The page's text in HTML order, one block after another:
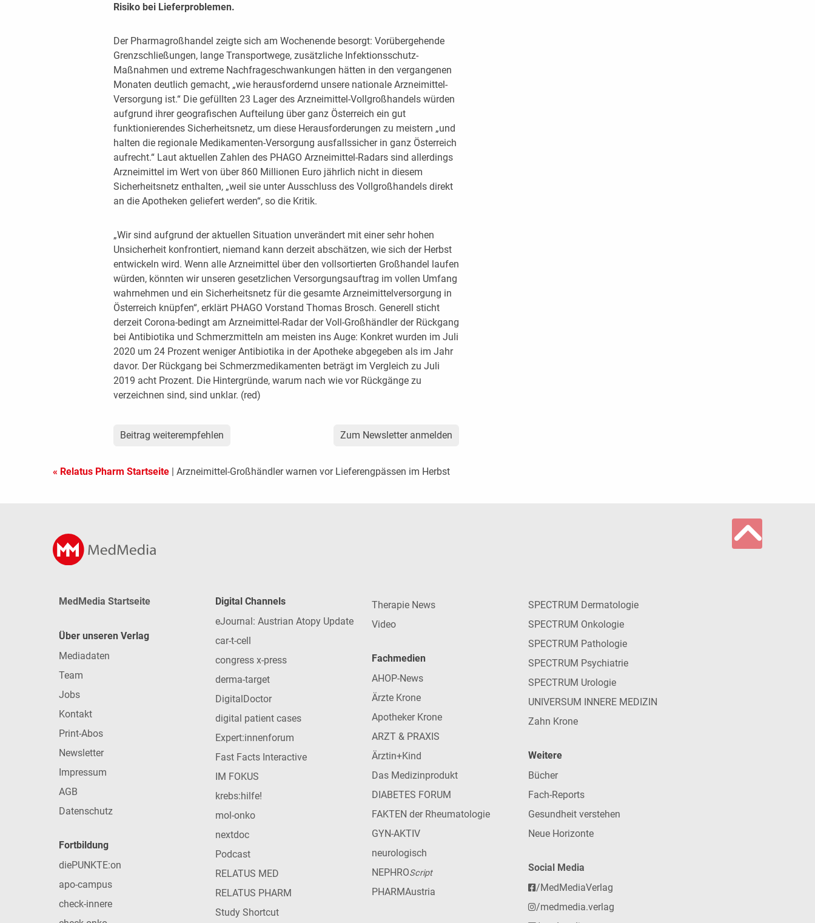
Risiko bei Lieferproblemen.
Der Pharmagroßhandel zeigte sich am Wochenende besorgt: Vorübergehende
Grenzschließungen, lange Transportwege, zusätzliche Infektionsschutz-
Maßnahmen und extreme Nachfrageschwankungen hätten in den vergangenen
Monaten deutlich gemacht, „wie herausfordernd unsere nationale Arzneimittel-
Versorgung ist.“ Die gefüllten 23 Lager des Arzneimittel-Vollgroßhandels würden
aufgrund ihrer geografischen Aufteilung über ganz Österreich ein gut
funktionierendes Sicherheitsnetz, um diese Herausforderungen zu meistern „und
halten die regionale Medikamenten-Versorgung ausfallssicher in ganz Österreich
aufrecht.“ Laut aktuellen Zahlen des PHAGO Arzneimittel-Radars sind allerdings
Arzneimittel im Wert von über 860 Millionen Euro jährlich nicht in diesem
Sicherheitsnetz enthalten, „weil sie unter Ausschluss des Vollgroßhandels direkt
an die Apotheken geliefert werden“, so die Kritik.
„Wir sind aufgrund der aktuellen Situation unverändert mit einer sehr hohen
Unsicherheit konfrontiert, niemand kann derzeit abschätzen, wie sich der Herbst
entwickeln wird. Wenn alle Arzneimittel über den vollsortierten Großhandel laufen
würden, könnten wir unseren gesetzlichen Versorgungsauftrag im vollen Umfang
wahrnehmen und ein Sicherheitsnetz für die gesamte Arzneimittelversorgung in
Österreich knüpfen“, erklärt PHAGO Vorstand Thomas Brosch. Generell sticht
derzeit Corona-bedingt am Arzneimittel-Radar der Voll-Großhändler der Rückgang
bei Antibiotika und Schmerzmitteln am meisten ins Auge: Konkret wurden im Juli
2020 um 24 Prozent weniger Antibiotika in der Apotheke abgegeben als im Jahr
davor. Der Rückgang bei Schmerzmedikamenten beträgt im Vergleich zu Juli
2019 acht Prozent. Die Hintergründe, warum nach wie vor Rückgänge zu
verzeichnen sind, sind unklar. (red)
Beitrag weiterempfehlen Zum Newsletter anmelden
« Relatus Pharm Startseite | Arzneimittel-Großhändler warnen vor Lieferengpässen im Herbst
MedMedia Startseite
Über unseren Verlag
Mediadaten
Team
Jobs
Kontakt
Print-Abos
Newsletter
Impressum
AGB
Datenschutz
Fortbildung
diePUNKTE:on
apo-campus
check-innere
Digital Channels
eJournal: Austrian Atopy Update
car-t-cell
congress x-press
derma-target
DigitalDoctor
digital patient cases
Expert:innenforum
Fast Facts Interactive
IM FOKUS
krebs:hilfe!
mol-onko
nextdoc
Podcast
RELATUS MED
RELATUS PHARM
Study Shortcut
Therapie News
Video
Fachmedien
AHOP-News
Ärzte Krone
Apotheker Krone
ARZT & PRAXIS
Ärztin+Kind
Das Medizinprodukt
DIABETES FORUM
FAKTEN der Rheumatologie
GYN-AKTIV
neurologisch
NEPHROScript
PHARMAustria
SPECTRUM Dermatologie
SPECTRUM Onkologie
SPECTRUM Pathologie
SPECTRUM Psychiatrie
SPECTRUM Urologie
UNIVERSUM INNERE MEDIZIN
Zahn Krone
Weitere
Bücher
Fach-Reports
Gesundheit verstehen
Neue Horizonte
Social Media
/MedMediaVerlag
/medmedia.verlag